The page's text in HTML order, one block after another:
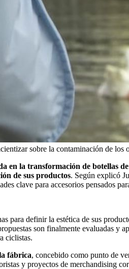
sobre la contaminación de los
en la transformación de botellas
de sus productos. Según explicó
clave para accesorios pensados
para definir la estética de sus
son finalmente evaluadas y
ciclistas.
fábrica, concebido como punto de
y proyectos de merchandising